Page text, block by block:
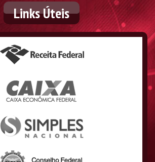
LinksÚteis